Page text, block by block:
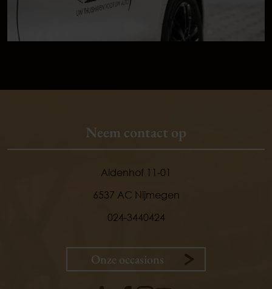
Neem contact op
Aldenhof 11-01
6537 AC Nijmegen
024-3440424
Onze occasions